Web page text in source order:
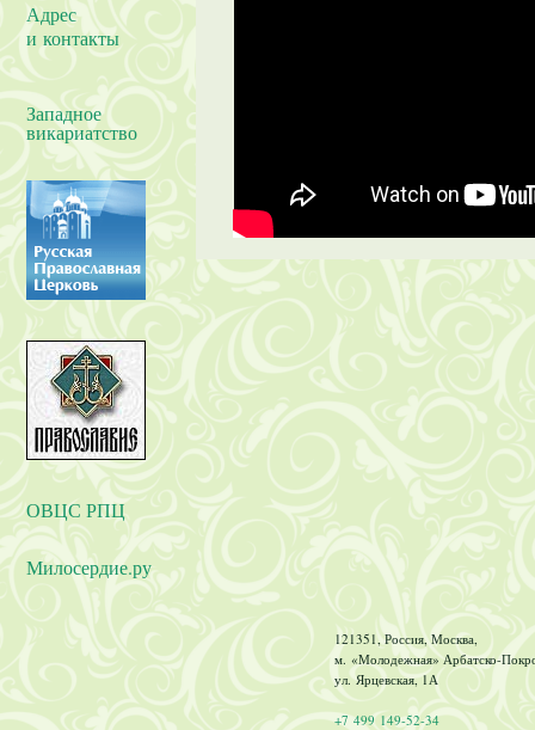
Адрес
и контакты
Западное
викариатство
ОВЦС РПЦ
Милосердие.ру
121351, Россия, Москва,
м. «Молодежная» Арбатско-
ул. Ярцевская, 1А
+7 499 149-52-34